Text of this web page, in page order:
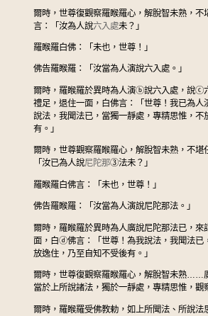
爾時，世尊復觀察羅睺羅心，解脫智未熟，不
言：「汝為人說六入處未？」
羅睺羅白佛：「未也，世尊！」
佛告羅睺羅：「汝當為人演說六入處。」
爾時，羅睺羅於異時為人演ⓑ說六入處，說ⓒ
禮足，退住一面，白佛言：「世尊！我已為人
說法，我聞法已，當獨一靜處，專精思惟，不
有。」
爾時，世尊觀察羅睺羅心，解脫智未熟，不堪
「汝已為人說尼陀那③法未？」
羅睺羅白佛言：「未也，世尊！」
佛告羅睺羅：「汝當為人演說尼陀那法。」
爾時，羅睺羅於異時為人廣說尼陀那法已，來
面，白ⓓ佛言：「世尊！為我說法，我聞法已
放逸住，乃至自知不受後有。」
爾時，世尊復觀察羅睺羅心，解脫智未熟……
當於上所說諸法，獨於一靜處，專精思惟，觀
爾時，羅睺羅受佛教勅，如上所聞法、所說法